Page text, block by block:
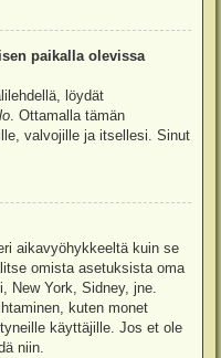
paikalla olevissa
löydät
. Ottamalla tämän
valvojille ja itsellesi. Sinut
aikavyöhykkeeltä kuin se
omista asetuksista oma
New York, Sidney, jne.
kuten monet
käyttäjille. Jos et ole
niin.